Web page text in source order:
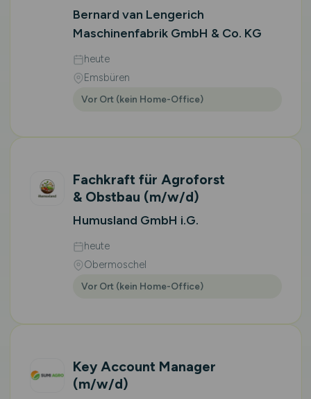
Bernard van Lengerich
Maschinenfabrik GmbH & Co. KG
heute
Emsbüren
Vor Ort (kein Home-Office)
Fachkraft für Agroforst
& Obstbau (m/w/d)
Humusland GmbH i.G.
heute
Obermoschel
Vor Ort (kein Home-Office)
Key Account Manager
(m/w/d)